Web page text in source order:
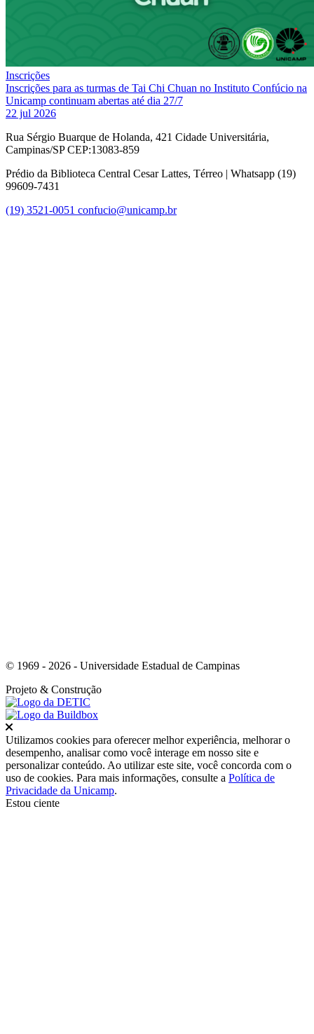
Inscrições
Inscrições para as turmas de Tai Chi Chuan no Instituto Confúcio na
Unicamp continuam abertas até dia 27/7
22 jul 2026
Rua Sérgio Buarque de Holanda, 421 Cidade Universitária,
Campinas/SP CEP:13083-859
Prédio da Biblioteca Central Cesar Lattes, Térreo | Whatsapp (19)
99609-7431
(19) 3521-0051 confucio@unicamp.br
© 1969 - 2026 - Universidade Estadual de Campinas
Projeto & Construção
Fechar
Utilizamos cookies para oferecer melhor experiência, melhorar o
desempenho, analisar como você interage em nosso site e
personalizar conteúdo. Ao utilizar este site, você concorda com o
uso de cookies. Para mais informações, consulte a Política de
Privacidade da Unicamp.
Estou ciente